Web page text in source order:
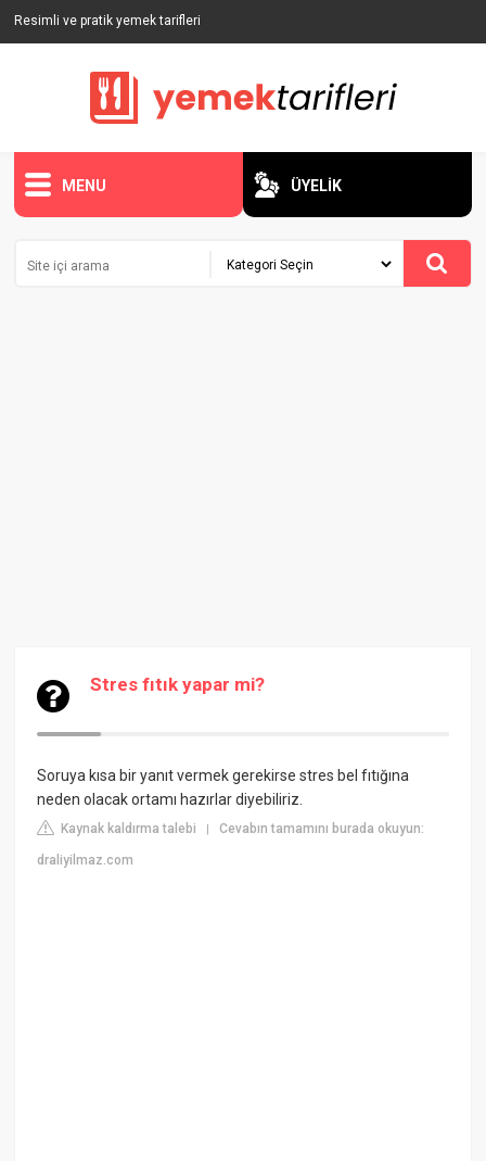
Resimli ve pratik yemek tarifleri
MENU ÜYELİK
Stres fıtık yapar mi?
Soruya kısa bir yanıt vermek gerekirse stres bel fıtığına
neden olacak ortamı hazırlar diyebiliriz.
Kaynak kaldırma talebi |Cevabın tamamını burada okuyun:
draliyilmaz.com